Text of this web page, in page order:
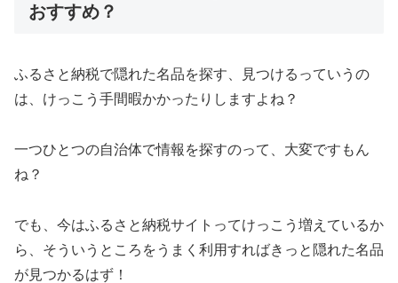
おすすめ？
ふるさと納税で隠れた名品を探す、見つけるっていうの
は、けっこう手間暇かかったりしますよね？
一つひとつの自治体で情報を探すのって、大変ですもん
ね？
でも、今はふるさと納税サイトってけっこう増えているか
ら、そういうところをうまく利用すればきっと隠れた名品
が見つかるはず！